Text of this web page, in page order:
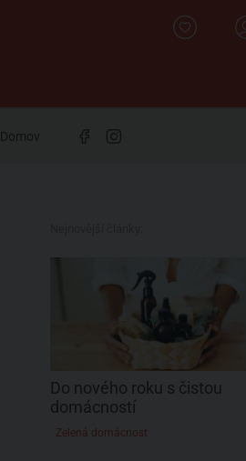
Domov
Do nového roku s čistou
domácností
Zelená domácnost